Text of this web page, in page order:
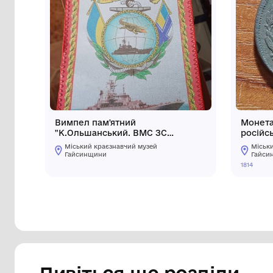
Інші предмети